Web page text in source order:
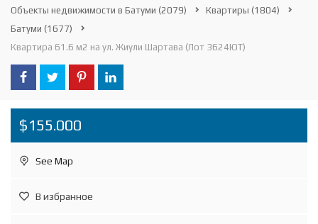
Объекты недвижимости в Батуми (2079) Квартиры (1804)
Батуми (1677)
Квартира 61.6 м2 на ул. Жиули Шартава (Лот 3624ЮТ)
$155.000
See Map
В избранное